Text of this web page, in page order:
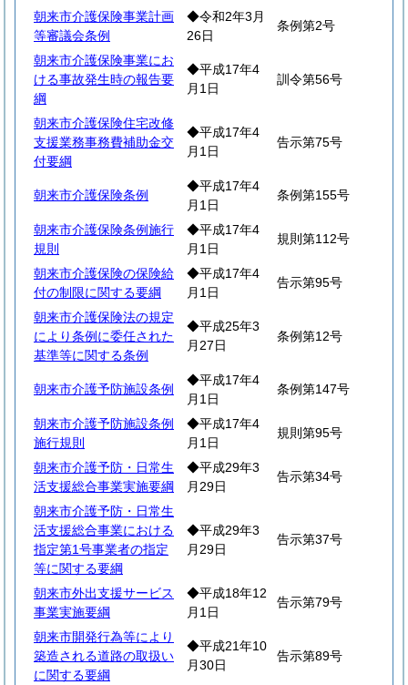
朝来市介護保険事業計画
等審議会条例
◆令和2年3月
26日
条例第2号
朝来市介護保険事業にお
ける事故発生時の報告要
綱
◆平成17年4
月1日
訓令第56号
朝来市介護保険住宅改修
支援業務事務費補助金交
付要綱
◆平成17年4
月1日
告示第75号
朝来市介護保険条例
◆平成17年4
月1日
条例第155号
朝来市介護保険条例施行
規則
◆平成17年4
月1日
規則第112号
朝来市介護保険の保険給
付の制限に関する要綱
◆平成17年4
月1日
告示第95号
朝来市介護保険法の規定
により条例に委任された
基準等に関する条例
◆平成25年3
月27日
条例第12号
朝来市介護予防施設条例
◆平成17年4
月1日
条例第147号
朝来市介護予防施設条例
施行規則
◆平成17年4
月1日
規則第95号
朝来市介護予防・日常生
活支援総合事業実施要綱
◆平成29年3
月29日
告示第34号
朝来市介護予防・日常生
活支援総合事業における
指定第1号事業者の指定
等に関する要綱
◆平成29年3
月29日
告示第37号
朝来市外出支援サービス
事業実施要綱
◆平成18年12
月1日
告示第79号
朝来市開発行為等により
築造される道路の取扱い
に関する要綱
◆平成21年10
月30日
告示第89号